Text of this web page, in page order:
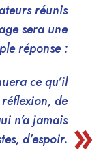
réunis
sera une
réponse :
ce qu’il
de
n’a jamais
d’espoir.